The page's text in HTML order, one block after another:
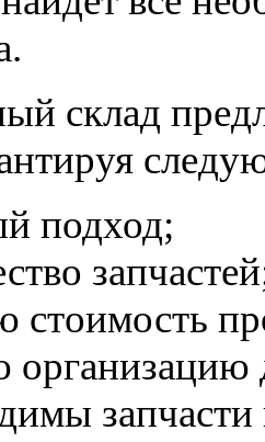
склад
подход;
стоимость
организацию